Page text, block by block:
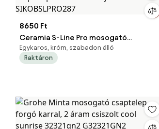
8650 Ft
Ceramia S-Line Pro mosogató
csaptelep rövidebb kifolyócső króm
SIKOBSLPRO287
Egykaros, króm, szabadon álló
Raktáron